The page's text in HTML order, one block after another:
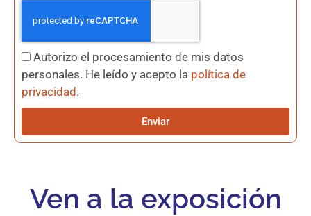
Autorizo el procesamiento de mis datos
personales. He leído y acepto la política de
privacidad .
Enviar
Ven a la exposición